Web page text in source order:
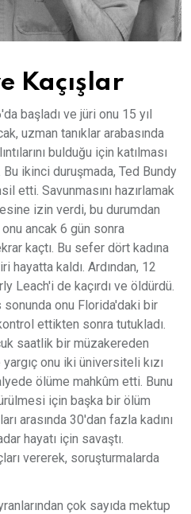
Kaçışlar
başladı ve jüri onu 15 yıl
uzman tanıklar arabasında
bulduğu için katılması
ikinci duruşmada, Ted Bundy
etti. Savunmasını hazırlamak
izin verdi, bu durumdan
ancak 6 gün sonra
kaçtı. Bu sefer dört kadına
hayatta kaldı. Ardından, 12
Leach'i de kaçırdı ve öldürdü.
sonunda onu Florida'daki bir
ettikten sonra tutukladı.
saatlik bir müzakereden
onu iki üniversiteli kızı
ölüme mahkûm etti. Bunu
için başka bir ölüm
arasında 30'dan fazla kadını
hayatı için savaştı.
vererek, soruşturmalarda
çok sayıda mektup